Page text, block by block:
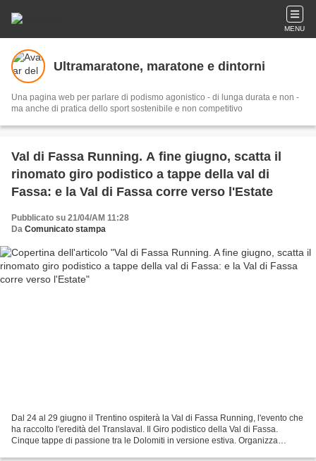
MENU
Ultramaratone, maratone e dintorni
Una pagina web per parlare di podismo agonistico - di lunga durata e non -
ma anche di pratica dello sport sostenibile e non competitivo
Val di Fassa Running. A fine giugno, scatta il
rinomato giro podistico a tappe della val di
Fassa: e la Val di Fassa corre verso l'Estate
Pubblicato su 21/04/AM 11:28
Da Comunicato stampa
Dal 24 al 29 giugno il Trentino ospiterà la Val di Fassa Running, l'evento che
ha raccolto l'eredità del Translaval. Il Giro podistico della Val di Fassa.
Cinque tappe di passione tra le Dolomiti in versione estiva. Organizza